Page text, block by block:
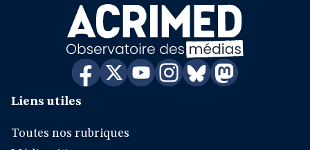
Liens utiles
Toutes nos rubriques